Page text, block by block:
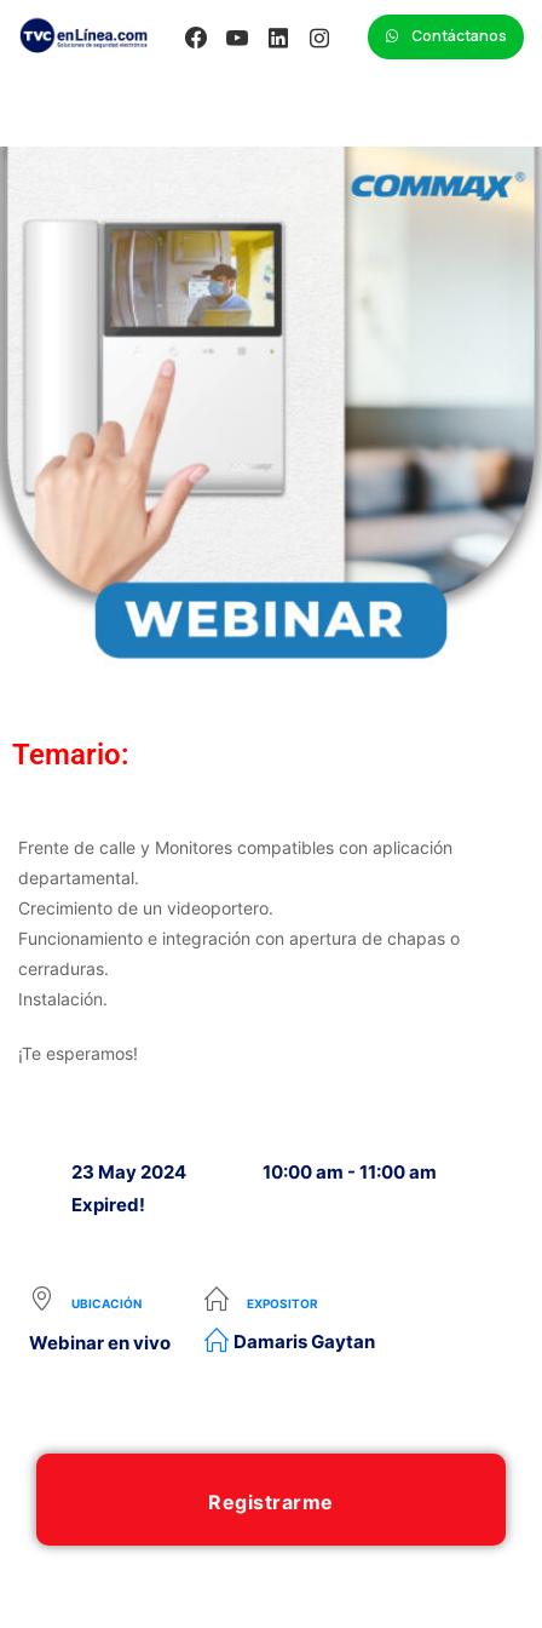
Contáctanos
Temario:
Frente de calle y Monitores compatibles con aplicación
departamental.
Crecimiento de un videoportero.
Funcionamiento e integración con apertura de chapas o
cerraduras.
Instalación.
¡Te esperamos!
23 May 2024
Expired!
10:00 am - 11:00 am
UBICACIÓN
Webinar en vivo
EXPOSITOR
Damaris Gaytan
Registrarme